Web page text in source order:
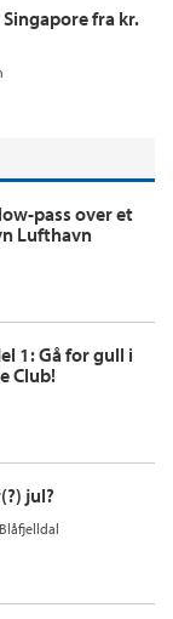
fra kr.
pass over et
Lufthavn
1: Gå for gull i
Club!
jul?